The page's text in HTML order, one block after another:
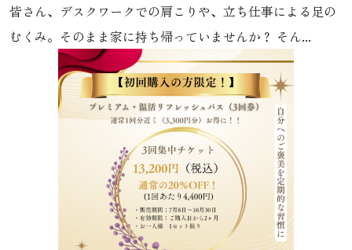
皆さん、デスクワークでの肩こりや、立ち仕事による足の
むくみ。そのまま家に持ち帰っていませんか？ そん...